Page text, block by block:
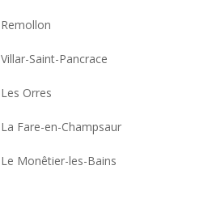
Remollon
Villar-Saint-Pancrace
Les Orres
La Fare-en-Champsaur
Le Monêtier-les-Bains